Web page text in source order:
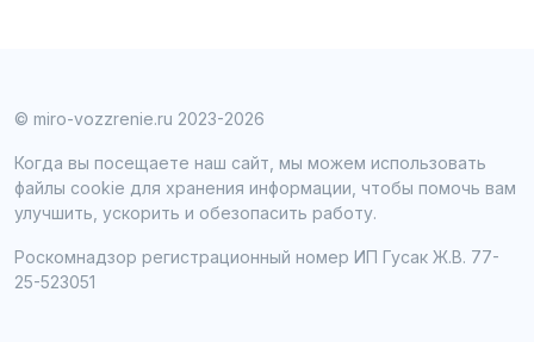
© miro-vozzrenie.ru 2023-2026
Когда вы посещаете наш сайт, мы можем использовать
файлы cookie для хранения информации, чтобы помочь вам
улучшить, ускорить и обезопасить работу.
Роскомнадзор регистрационный номер ИП Гусак Ж.В. 77-
25-523051